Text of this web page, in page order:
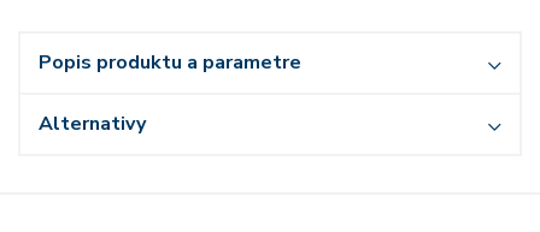
Popis produktu a parametre
Alternativy